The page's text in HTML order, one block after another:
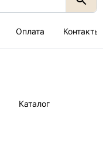
Оплата Контакты
Каталог